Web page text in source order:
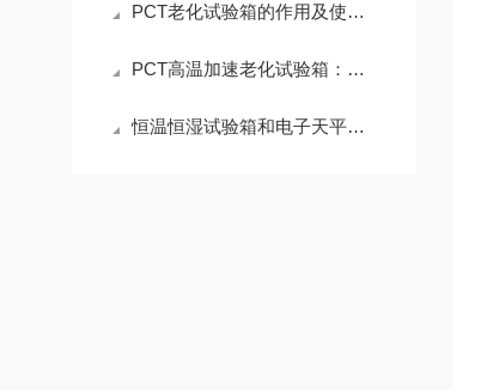
PCT老化试验箱的作用及使用方法
PCT高温加速老化试验箱：提升产品可靠性的关键工具
恒温恒湿试验箱和电子天平的合理安装方式